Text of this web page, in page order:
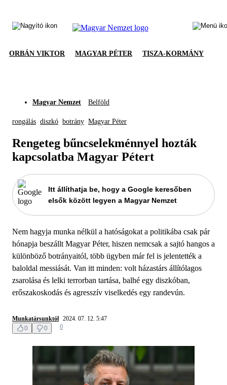
ORBÁN VIKTOR MAGYAR PÉTER TISZA-KORMÁNY
Magyar Nemzet Belföld
rongálás diszkó botrány Magyar Péter
Rengeteg bűncselekménnyel hozták
kapcsolatba Magyar Pétert
Itt állíthatja be, hogy a Google keresőben
elsők között legyen a Magyar Nemzet
Nem hagyja munka nélkül a hatóságokat a politikába csak pár
hónapja beszállt Magyar Péter, hiszen nemcsak a sajtó hangos a
különböző botrányaitól, több ügyben már fel is jelentették a
baloldal messiását. Van itt minden: volt házastárs állítólagos
zsarolása és lelki terrorban tartása, balhé egy diszkóban,
erőszakoskodás és agresszív viselkedés egy randevún.
Munkatársunktól 2024. 07. 12. 5:47
0
0 0